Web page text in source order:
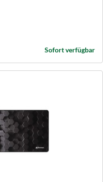
Sofort verfügbar